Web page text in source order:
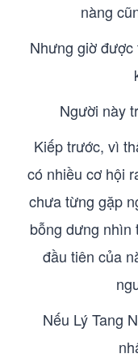
nàng
Nhưng giờ
Người này
Kiếp trước, vì
có nhiều cơ hội
chưa từng gặp
bỗng dưng nhìn
đầu tiên của
Nếu Lý Tang